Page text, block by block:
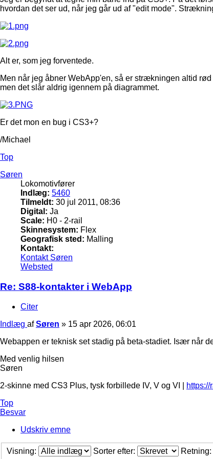
hvordan det ser ud, når jeg går ud af "edit mode".
Alt er, som jeg forventede.
Men når jeg åbner WebApp'en, så er strækningen altid
men det slår aldrig igennem på diagrammet.
Er det mon en bug i CS3+?
/Michael
Top
Søren
Lokomotivfører
Indlæg: 5460
Tilmeldt: 30 jul 2011, 08:36
Digital: Ja
Scale: H0 - 2-rail
Skinnesystem: Flex
Geografisk sted: Malling
Kontakt:
Kontakt Søren
Websted
Re: S88-kontakter i WebApp
Citer
Indlæg afSøren » 15 apr 2026, 06:01
Webappen er teknisk set stadig på beta-stadiet. Især når
Med venlig hilsen
Søren
2-skinne med CS3 Plus, tysk forbillede IV, V og VI |
Top
Besvar
Udskriv emne
Visning: Sorter efter: Retning: